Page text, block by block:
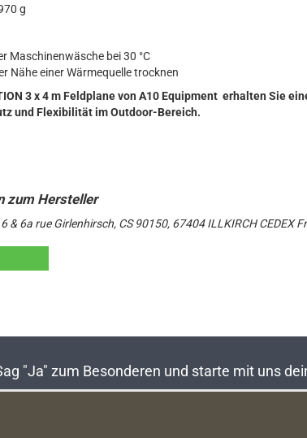
g
Maschinenwäsche bei 30 °C
Nähe einer Wärmequelle trocknen
3 x 4 m Feldplane von A10 Equipment erhalten Sie
und Flexibilität im Outdoor-Bereich.
& 6a rue Girlenhirsch, CS 90150, 67404 ILLKIRCH CEDEX
"Ja" zum Besonderen und starte mit uns